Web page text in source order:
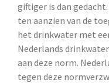
giftiger is dan
ten aanzien van de
het drinkwater met
Nederlands
aan deze norm.
tegen deze